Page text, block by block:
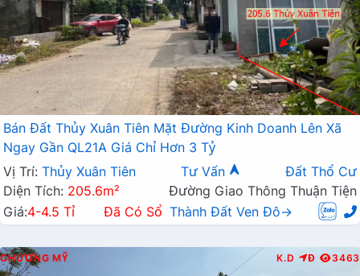
Bán Đất Thủy Xuân Tiên Mặt Đường Kinh Doanh Lên Xã
Ngay Gần QL21A Giá Chỉ Hơn 3 Tỷ
Vị Trí: Thủy Xuân Tiên Tư Vấn
Đất Thổ Cư
Diện Tích: 205.6m²
Đường Giao Thông Thuận Tiện
Giá:4-4.5 Tỉ Đã Có Sổ Thành Đất Ven Đô→
CHƯƠNG MỸ K.D Đ 3463